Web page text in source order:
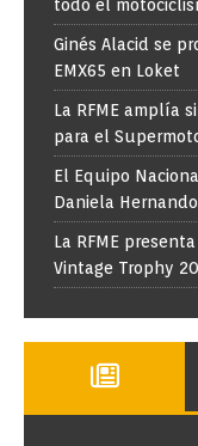
todo el
Ginés Alacid se
EMX65 en Loket
La RFME amplía
para el
El Equipo
Daniela
La RFME
Vintage Trophy